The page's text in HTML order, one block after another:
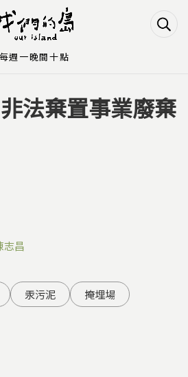
to Navigation
to Main content
法棄置事業廢棄
志昌
汞污泥
掩埋場
每週一晚間十點